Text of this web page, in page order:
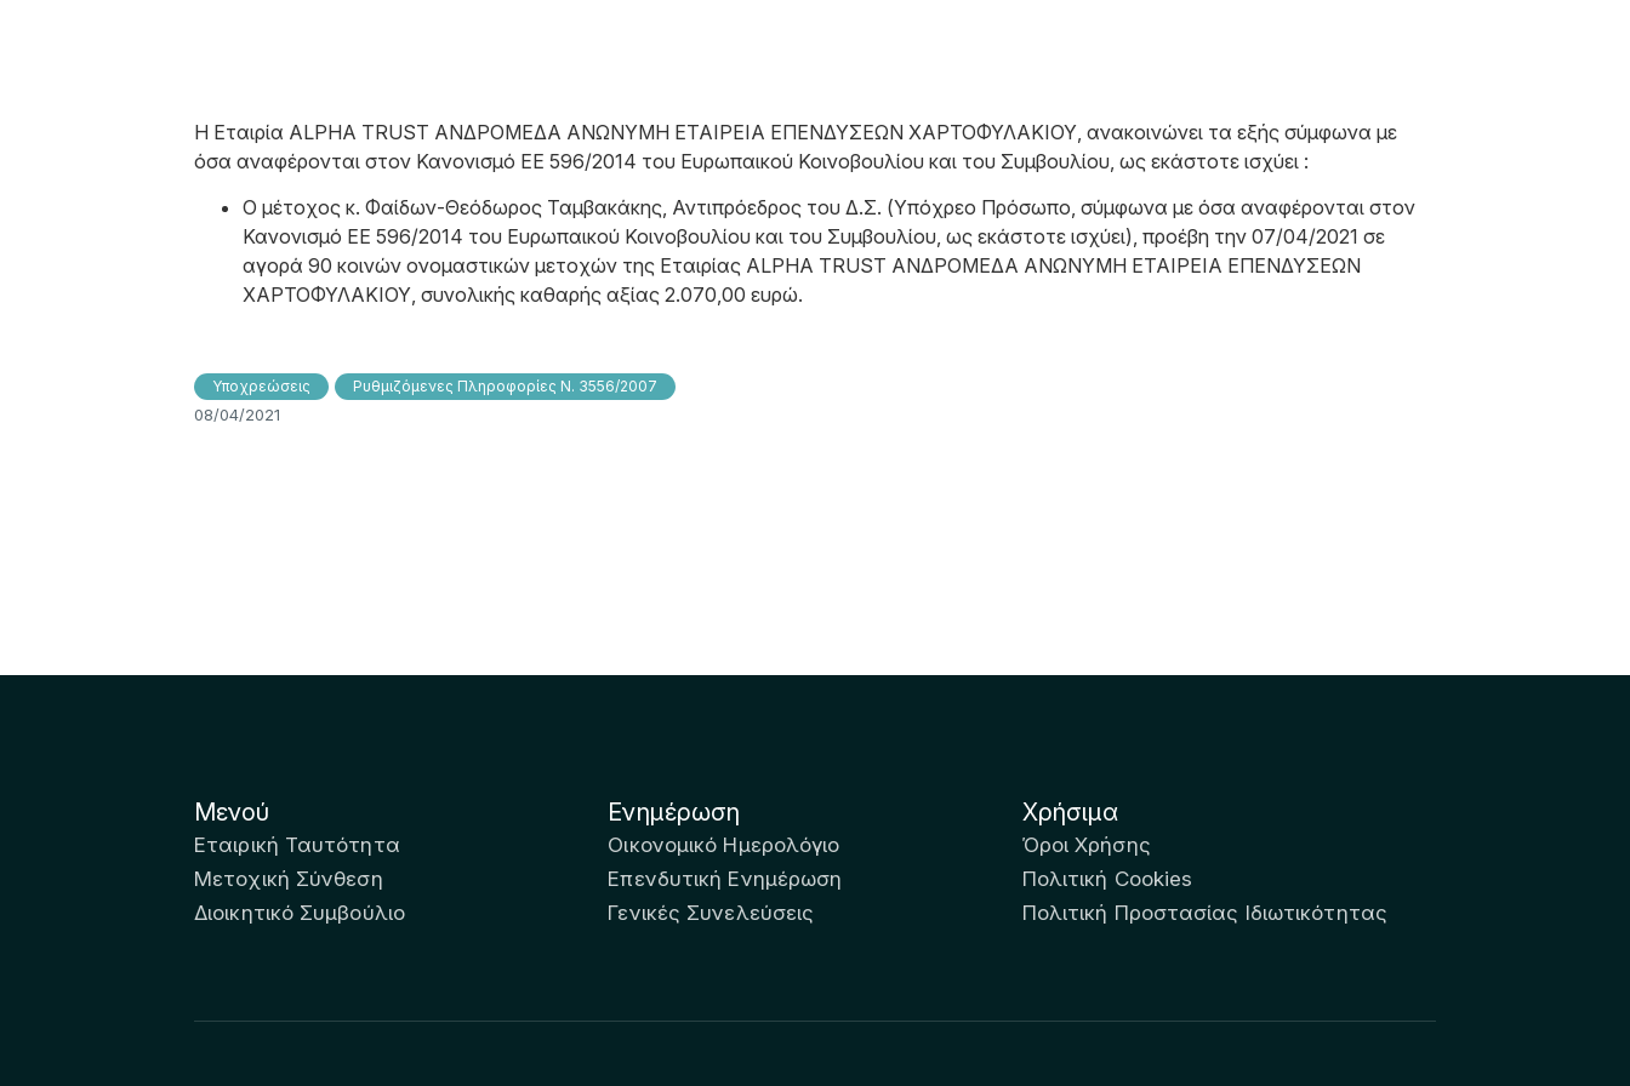
Η Εταιρία ALPHA TRUST ΑΝΔΡΟΜΕΔΑ ΑΝΩΝΥΜΗ ΕΤΑΙΡΕΙΑ ΕΠΕΝΔΥΣΕΩΝ ΧΑΡΤΟΦΥΛΑΚΙΟΥ, ανακοινώνει τα εξής σύμφωνα με
όσα αναφέρονται στον Κανονισμό ΕΕ 596/2014 του Ευρωπαικού Κοινοβουλίου και του Συμβουλίου, ως εκάστοτε ισχύει :
Ο μέτοχος κ. Φαίδων-Θεόδωρος Ταμβακάκης, Αντιπρόεδρος του Δ.Σ. (Υπόχρεο Πρόσωπο, σύμφωνα με όσα αναφέρονται στον
Κανονισμό ΕΕ 596/2014 του Ευρωπαικού Κοινοβουλίου και του Συμβουλίου, ως εκάστοτε ισχύει), προέβη την 07/04/2021 σε
αγορά 90 κοινών ονομαστικών μετοχών της Εταιρίας ALPHA TRUST ΑΝΔΡΟΜΕΔΑ ΑΝΩΝΥΜΗ ΕΤΑΙΡΕΙΑ ΕΠΕΝΔΥΣΕΩΝ
ΧΑΡΤΟΦΥΛΑΚΙΟΥ, συνολικής καθαρής αξίας 2.070,00 ευρώ.
Υποχρεώσεις Ρυθμιζόμενες Πληροφορίες Ν. 3556/2007
08/04/2021
Μενού
Εταιρική Ταυτότητα
Μετοχική Σύνθεση
Διοικητικό Συμβούλιο
Ενημέρωση
Οικονομικό Ημερολόγιο
Επενδυτική Ενημέρωση
Γενικές Συνελεύσεις
Χρήσιμα
Όροι Χρήσης
Πολιτική Cookies
Πολιτική Προστασίας Ιδιωτικότητας